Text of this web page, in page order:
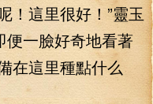
這里很好！”靈玉
便一臉好奇地看著
在這里種點什么